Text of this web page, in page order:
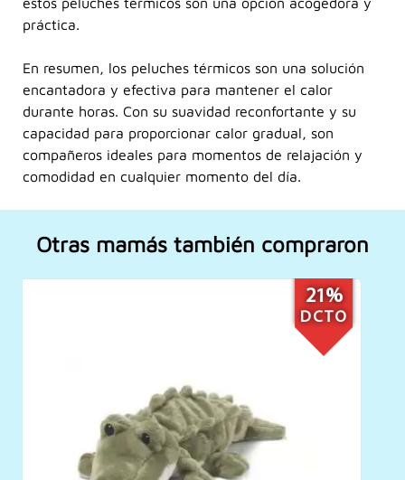
práctica.
En resumen, los peluches térmicos son una solución
encantadora y efectiva para mantener el calor
durante horas. Con su suavidad reconfortante y su
capacidad para proporcionar calor gradual, son
compañeros ideales para momentos de relajación y
comodidad en cualquier momento del día.
Otras mamás también compraron
21%
DCTO